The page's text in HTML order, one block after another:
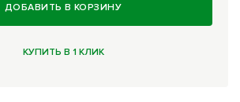
ДОБАВИТЬ В КОРЗИНУ
КУПИТЬ В 1 КЛИК